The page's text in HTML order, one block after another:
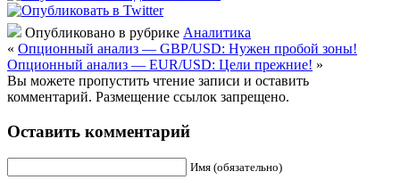
Опубликовано в рубрике Аналитика
« Опционный анализ — GBP/USD: Нужен пробой зоны!
Опционный анализ — EUR/USD: Цели прежние! »
Вы можете пропустить чтение записи и оставить
комментарий. Размещение ссылок запрещено.
Оставить комментарий
Имя (обязательно)